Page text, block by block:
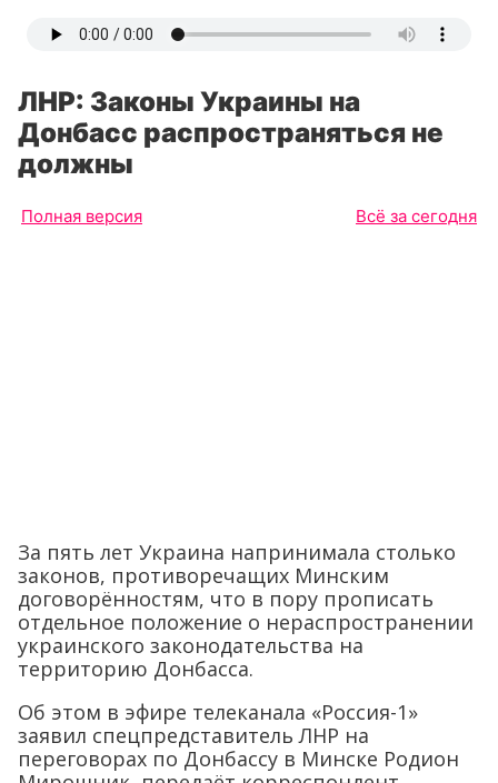
ЛНР: Законы Украины на
Донбасс распространяться не
должны
Полная версия Всё за сегодня
За пять лет Украина напринимала столько
законов, противоречащих Минским
договорённостям, что в пору прописать
отдельное положение о нераспространении
украинского законодательства на
территорию Донбасса.
Об этом в эфире телеканала «Россия-1»
заявил спецпредставитель ЛНР на
переговорах по Донбассу в Минске Родион